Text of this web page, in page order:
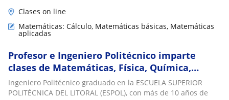
Clases on line
Matemáticas: Cálculo, Matemáticas básicas, Matemáticas
aplicadas
Profesor e Ingeniero Politécnico imparte
clases de Matemáticas, Física, Química,
Cálculo para estudiantes de todo nivel
académico
Ingeniero Politécnico graduado en la ESCUELA SUPERIOR
POLITÉCNICA DEL LITORAL (ESPOL), con más de 10 años de